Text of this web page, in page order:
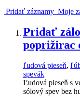
Pridať záznamy Moje
Pridať
poprižirac
ľudová pieseň,
spevák
Ľudová pieseň s
sólový spev bez